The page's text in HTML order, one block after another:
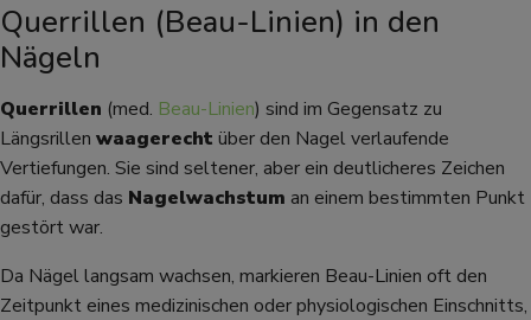
Querrillen (Beau-Linien) in den
Nägeln
Querrillen (med. Beau-Linien) sind im Gegensatz zu
Längsrillen waagerecht über den Nagel verlaufende
Vertiefungen. Sie sind seltener, aber ein deutlicheres Zeichen
dafür, dass das Nagelwachstum an einem bestimmten Punkt
gestört war.
Da Nägel langsam wachsen, markieren Beau-Linien oft den
Zeitpunkt eines medizinischen oder physiologischen Einschnitts,